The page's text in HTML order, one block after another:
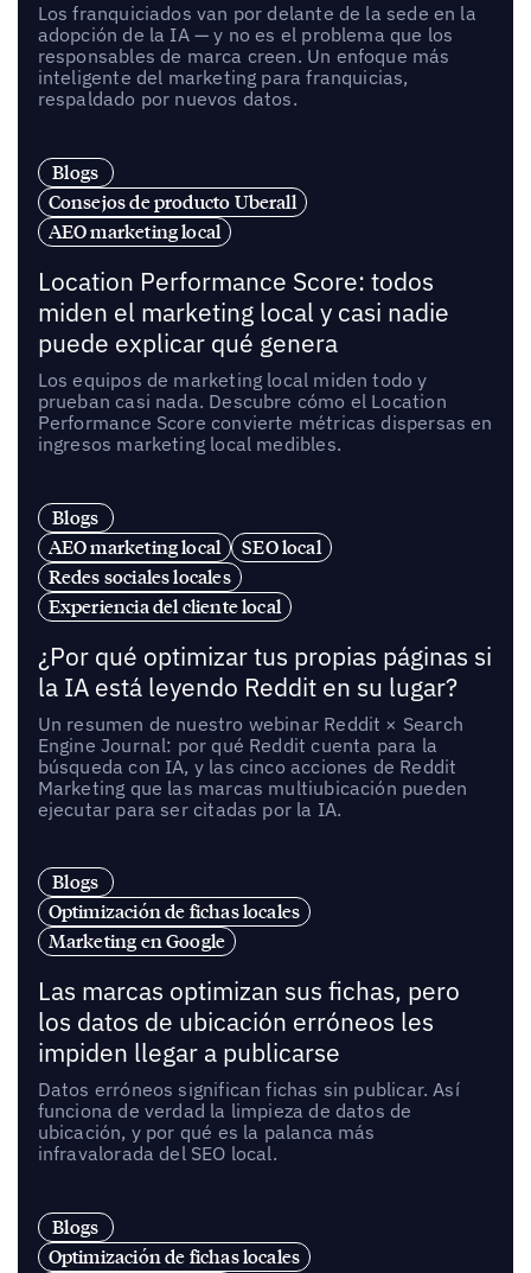
Los franquiciados van por delante de la sede en la
adopción de la IA — y no es el problema que los
responsables de marca creen. Un enfoque más
inteligente del marketing para franquicias,
respaldado por nuevos datos.
Blogs
Consejos de producto Uberall
AEO marketing local
Location Performance Score: todos
miden el marketing local y casi nadie
puede explicar qué genera
Los equipos de marketing local miden todo y
prueban casi nada. Descubre cómo el Location
Performance Score convierte métricas dispersas en
ingresos marketing local medibles.
Blogs
AEO marketing local
SEO local
Redes sociales locales
Experiencia del cliente local
¿Por qué optimizar tus propias páginas si
la IA está leyendo Reddit en su lugar?
Un resumen de nuestro webinar Reddit × Search
Engine Journal: por qué Reddit cuenta para la
búsqueda con IA, y las cinco acciones de Reddit
Marketing que las marcas multiubicación pueden
ejecutar para ser citadas por la IA.
Blogs
Optimización de fichas locales
Marketing en Google
Las marcas optimizan sus fichas, pero
los datos de ubicación erróneos les
impiden llegar a publicarse
Datos erróneos significan fichas sin publicar. Así
funciona de verdad la limpieza de datos de
ubicación, y por qué es la palanca más
infravalorada del SEO local.
Blogs
Optimización de fichas locales